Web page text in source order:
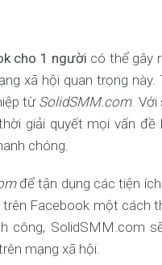
cho 1 người có thể gây
xã hội quan trọng này.
từSolidSMM.com. Với
giải quyết mọi vấn
chóng.
để tận dụng các tiện
Facebook một cách
công, SolidSMM.com
mạng xã hội.